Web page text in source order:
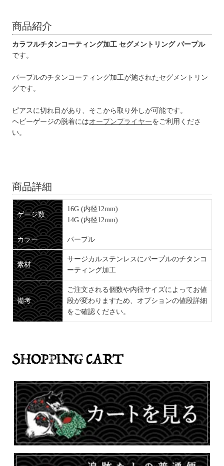
商品紹介
カラフルチタンコーティング加工 セグメントリング パープル
です。
パープルのチタンコーティング加工が施されたセグメントリン
グです。
ピアスに切れ目があり、そこから取り外しが可能です。
ヘビーゲージの脱着にはオープンプライヤーをご利用くださ
い。
商品詳細
ゲージ数
16G (内径12mm)
14G (内径12mm)
カラー パープル
素材
サージカルステンレスにパープルのチタンコ
ーティング加工
備考
ご注文される個数や内径サイズによってお値
段が変わりますため、オプションの値段詳細
をご確認ください。